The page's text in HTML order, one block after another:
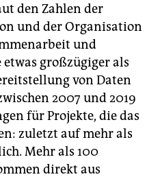
den Zahlen der
und der Organisation
und
etwas großzügiger als
von Daten
2007 und 2019
für Projekte, die das
zuletzt auf mehr als
Mehr als 100
direkt aus